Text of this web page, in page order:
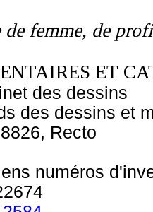
de femme, de
ET
des dessins
des dessins et
Recto
numéros